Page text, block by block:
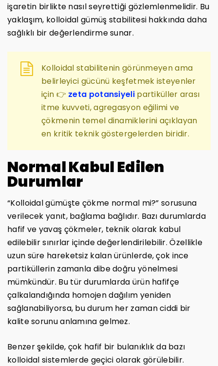
işaretin birlikte nasıl seyrettiği gözlemlenmelidir. Bu
yaklaşım, kolloidal gümüş stabilitesi hakkında daha
sağlıklı bir değerlendirme sunar.
Kolloidal stabilitenin görünmeyen ama
belirleyici gücünü keşfetmek isteyenler
için 👉 zeta potansiyelipartiküller arası
itme kuvveti, agregasyon eğilimi ve
çökmenin temel dinamiklerini açıklayan
en kritik teknik göstergelerden biridir.
Normal Kabul Edilen
Durumlar
“Kolloidal gümüşte çökme normal mi?” sorusuna
verilecek yanıt, bağlama bağlıdır. Bazı durumlarda
hafif ve yavaş çökmeler, teknik olarak kabul
edilebilir sınırlar içinde değerlendirilebilir. Özellikle
uzun süre hareketsiz kalan ürünlerde, çok ince
partiküllerin zamanla dibe doğru yönelmesi
mümkündür. Bu tür durumlarda ürün hafifçe
çalkalandığında homojen dağılım yeniden
sağlanabiliyorsa, bu durum her zaman ciddi bir
kalite sorunu anlamına gelmez.
Benzer şekilde, çok hafif bir bulanıklık da bazı
kolloidal sistemlerde geçici olarak görülebilir.